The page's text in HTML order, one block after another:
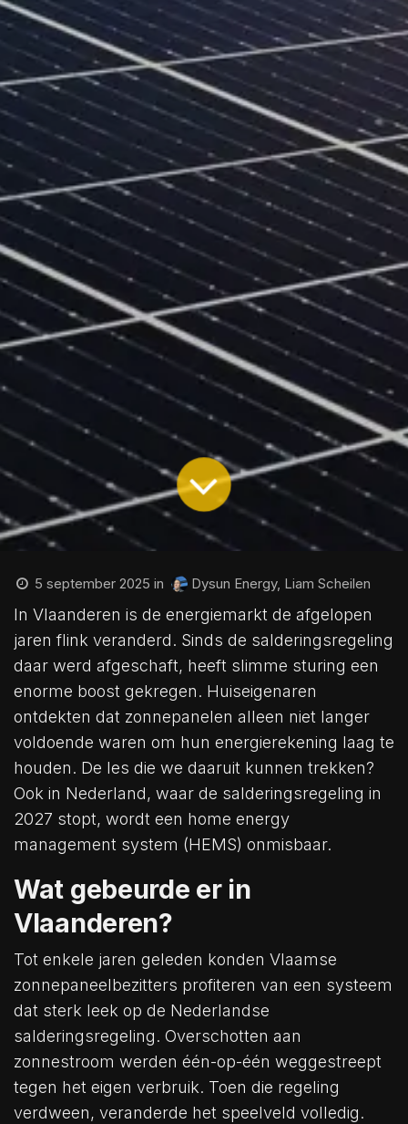
5 september 2025 in Dysun Energy, Liam Scheilen
In Vlaanderen is de energiemarkt de afgelopen
jaren flink veranderd. Sinds de salderingsregeling
daar werd afgeschaft, heeft slimme sturing een
enorme boost gekregen. Huiseigenaren
ontdekten dat zonnepanelen alleen niet langer
voldoende waren om hun energierekening laag te
houden. De les die we daaruit kunnen trekken?
Ook in Nederland, waar de salderingsregeling in
2027 stopt, wordt een home energy
management system (HEMS) onmisbaar.
Wat gebeurde er in
Vlaanderen?
Tot enkele jaren geleden konden Vlaamse
zonnepaneelbezitters profiteren van een systeem
dat sterk leek op de Nederlandse
salderingsregeling. Overschotten aan
zonnestroom werden één-op-één weggestreept
tegen het eigen verbruik. Toen die regeling
verdween, veranderde het speelveld volledig.